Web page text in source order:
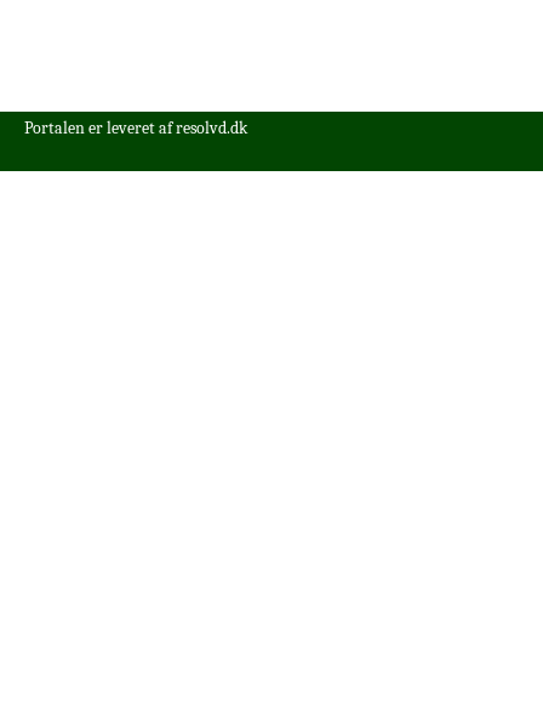
Portalen er leveret afresolvd.dk